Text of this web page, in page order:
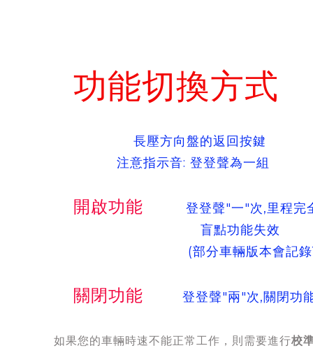
功能切換方式
長壓方向盤的返回按鍵
注意指示音: 登登聲為一組
開啟功能
登登聲"一"次,里程完
盲點功能失效
(部分車輛版本會記錄1%
關閉功能 登登聲"兩"次,關閉功
如果您的車輛時速不能正常工作，則需要進行校